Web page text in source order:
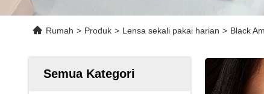
Rumah > Produk > Lensa sekali pakai harian > Black
Semua Kategori